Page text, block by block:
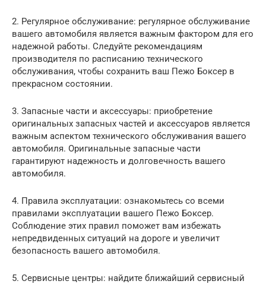
2. Регулярное обслуживание: регулярное обслуживание
вашего автомобиля является важным фактором для его
надежной работы. Следуйте рекомендациям
производителя по расписанию технического
обслуживания, чтобы сохранить ваш Пежо Боксер в
прекрасном состоянии.
3. Запасные части и аксессуары: приобретение
оригинальных запасных частей и аксессуаров является
важным аспектом технического обслуживания вашего
автомобиля. Оригинальные запасные части
гарантируют надежность и долговечность вашего
автомобиля.
4. Правила эксплуатации: ознакомьтесь со всеми
правилами эксплуатации вашего Пежо Боксер.
Соблюдение этих правил поможет вам избежать
непредвиденных ситуаций на дороге и увеличит
безопасность вашего автомобиля.
5. Сервисные центры: найдите ближайший сервисный